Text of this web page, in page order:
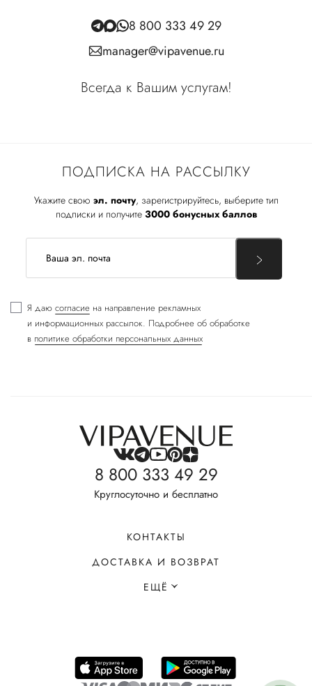
ПОДПИСКА НА РАССЫЛКУ
Укажите свою эл. почту, зарегистрируйтесь, выберите тип
подписки и получите 3000 бонусных баллов
Я даю согласие на направление рекламных
и информационных рассылок. Подробнее об обработке
в политике обработки персональных данных
8 800 333 49 29
manager@vipavenue.ru
Всегда к Вашим услугам!
8 800 333 49 29
Круглосуточно и бесплатно
КОНТАКТЫ
ДОСТАВКА И ВОЗВРАТ
ЕЩЁ